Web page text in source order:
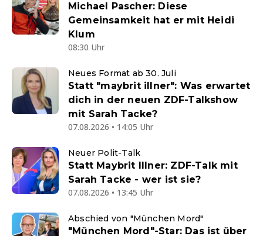
Michael Pascher: Diese
Gemeinsamkeit hat er mit Heidi
Klum
08:30 Uhr
Neues Format ab 30. Juli
Statt "maybrit illner": Was erwartet
dich in der neuen ZDF-Talkshow
mit Sarah Tacke?
07.08.2026 • 14:05 Uhr
Neuer Polit-Talk
Statt Maybrit Illner: ZDF-Talk mit
Sarah Tacke - wer ist sie?
07.08.2026 • 13:45 Uhr
Abschied von "München Mord"
"München Mord"-Star: Das ist über